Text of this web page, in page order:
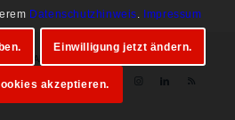
Alle Rechte vorbehalten.
Datenschutzhinweis. Impressum
Einwilligung jetzt ändern.
akzeptieren.